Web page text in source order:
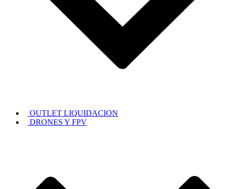
OUTLET LIQUIDACION
DRONES Y FPV